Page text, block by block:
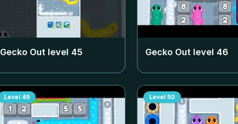
Gecko Out level 45 Gecko Out level 46
Level 49 Level 50